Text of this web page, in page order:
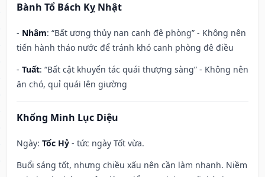
Bành Tổ Bách Kỵ Nhật
- Nhâm: “Bất ương thủy nan canh đê phòng” - Không nên
tiến hành tháo nước để tránh khó canh phòng đê điều
- Tuất: “Bất cật khuyển tác quái thượng sàng” - Không nên
ăn chó, quỉ quái lên giường
Khổng Minh Lục Diệu
Ngày: Tốc Hỷ - tức ngày Tốt vừa.
Buổi sáng tốt, nhưng chiều xấu nên cần làm nhanh. Niềm